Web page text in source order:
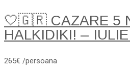
🤍🇬🇷 CAZARE 5
HALKIDIKI! –
265€ /persoana